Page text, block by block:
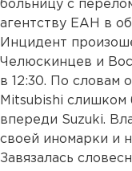
больницу с
агентству ЕАН в
Инцидент
Челюскинцев и
в 12:30. По словам
Mitsubishi слишком
впереди Suzuki.
своей иномарки и
Завязалась